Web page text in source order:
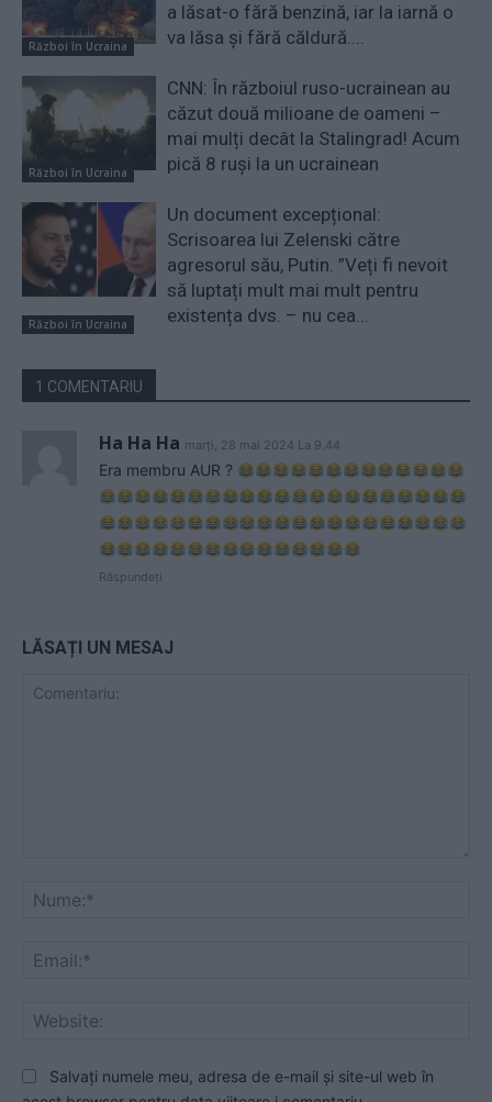
Război în Ucraina
a lăsat-o fără benzină, iar la iarnă o
va lăsa și fără căldură....
Război în Ucraina
CNN: În războiul ruso-ucrainean au
căzut două milioane de oameni –
mai mulți decât la Stalingrad! Acum
pică 8 ruși la un ucrainean
Război în Ucraina
Un document excepțional:
Scrisoarea lui Zelenski către
agresorul său, Putin. ”Veți fi nevoit
să luptați mult mai mult pentru
existența dvs. – nu cea...
1 COMENTARIU
Ha Ha Ha marți, 28 mai 2024 La 9.44
Era membru AUR ?
Răspundeți
LĂSAȚI UN MESAJ
Salvați numele meu, adresa de e-mail și site-ul web în